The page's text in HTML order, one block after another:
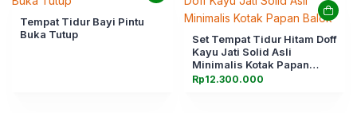
Tempat Tidur Bayi Pintu
Buka Tutup
Set Tempat Tidur Hitam Doff
Kayu Jati Solid Asli
Minimalis Kotak Papan
Balok
Rp12.300.000